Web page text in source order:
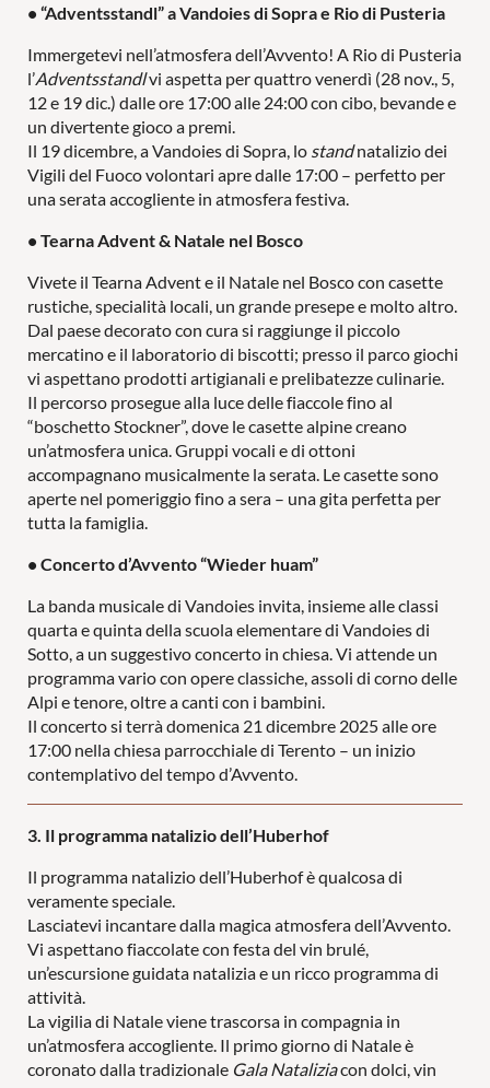
• “Adventsstandl” a Vandoies di Sopra e Rio di Pusteria
Immergetevi nell’atmosfera dell’Avvento! A Rio di Pusteria
l’Adventsstandlvi aspetta per quattro venerdì (28 nov., 5,
12 e 19 dic.) dalle ore 17:00 alle 24:00 con cibo, bevande e
un divertente gioco a premi.
Il 19 dicembre, a Vandoies di Sopra, lo standnatalizio dei
Vigili del Fuoco volontari apre dalle 17:00 – perfetto per
una serata accogliente in atmosfera festiva.
• Tearna Advent & Natale nel Bosco
Vivete il Tearna Advent e il Natale nel Bosco con casette
rustiche, specialità locali, un grande presepe e molto altro.
Dal paese decorato con cura si raggiunge il piccolo
mercatino e il laboratorio di biscotti; presso il parco giochi
vi aspettano prodotti artigianali e prelibatezze culinarie.
Il percorso prosegue alla luce delle fiaccole fino al
“boschetto Stockner”, dove le casette alpine creano
un’atmosfera unica. Gruppi vocali e di ottoni
accompagnano musicalmente la serata. Le casette sono
aperte nel pomeriggio fino a sera – una gita perfetta per
tutta la famiglia.
• Concerto d’Avvento “Wieder huam”
La banda musicale di Vandoies invita, insieme alle classi
quarta e quinta della scuola elementare di Vandoies di
Sotto, a un suggestivo concerto in chiesa. Vi attende un
programma vario con opere classiche, assoli di corno delle
Alpi e tenore, oltre a canti con i bambini.
Il concerto si terrà domenica 21 dicembre 2025 alle ore
17:00 nella chiesa parrocchiale di Terento – un inizio
contemplativo del tempo d’Avvento.
3. Il programma natalizio dell’Huberhof
Il programma natalizio dell’Huberhof è qualcosa di
veramente speciale.
Lasciatevi incantare dalla magica atmosfera dell’Avvento.
Vi aspettano fiaccolate con festa del vin brulé,
un’escursione guidata natalizia e un ricco programma di
attività.
La vigilia di Natale viene trascorsa in compagnia in
un’atmosfera accogliente. Il primo giorno di Natale è
coronato dalla tradizionale Gala Nataliziacon dolci, vin